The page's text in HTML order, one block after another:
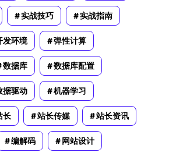
实战技巧 实战指南
发环境 弹性计算
数据库 数据库配置
据驱动 机器学习
长 站长传媒 站长资讯
编解码 网站设计